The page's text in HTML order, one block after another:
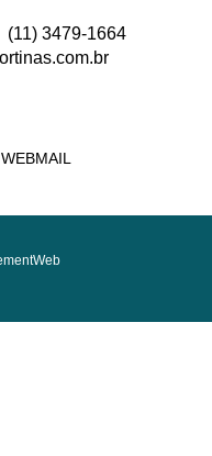
(11) 3479-1664
WEBMAIL